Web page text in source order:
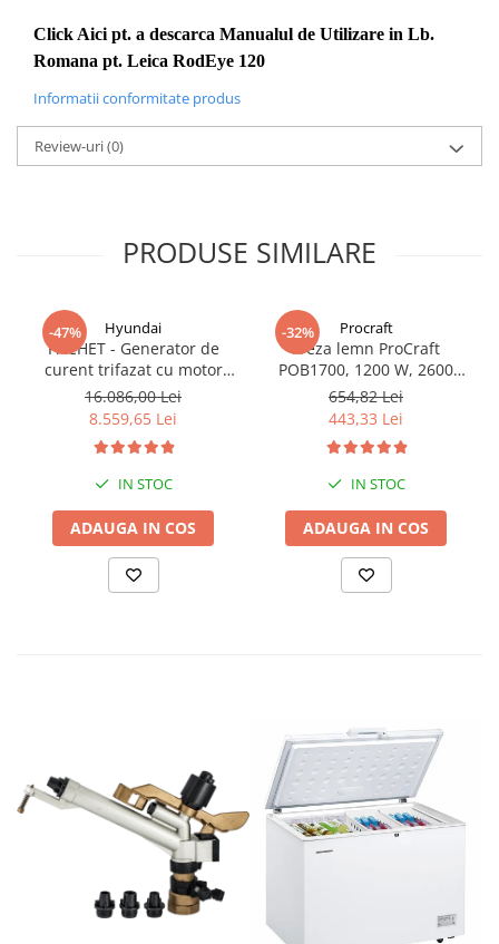
Televizoare
Click Aici pt. a descarca Manualul de Utilizare in Lb.
Romana pt. Leica RodEye 120
Informatii conformitate produs
Review-uri(0)
PRODUSE SIMILARE
-47% Hyundai
PACHET - Generator de
curent trifazat cu motor
diesel Hyundai DHY8600SE-
T, putere motor 12 CP,
Putere maxima 7.9 kVA,
tensiune 380 / 220 V +
Automatizare trifazata
ATS12-3P
16.086,00 Lei
8.559,65 Lei
IN STOC
ADAUGA IN COS
-32% Procraft
Freza lemn ProCraft
POB1700, 1200 W, 2600
Rpm cu 12 freze pentru
lemn incluse in pachet
654,82 Lei
443,33 Lei
IN STOC
ADAUGA IN COS